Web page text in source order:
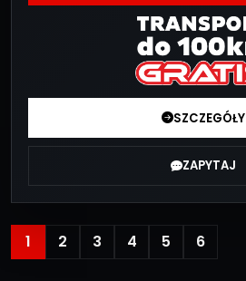
SZCZEGÓŁY
ZAPYTAJ
1 2 3 4 5 6